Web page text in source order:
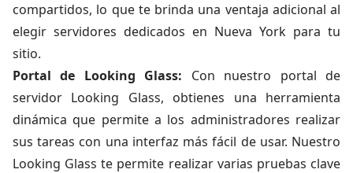
compartidos, lo que te brinda una ventaja adicional al
elegir servidores dedicados en Nueva York para tu
sitio.
Portal de Looking Glass: Con nuestro portal de
servidor Looking Glass, obtienes una herramienta
dinámica que permite a los administradores realizar
sus tareas con una interfaz más fácil de usar. Nuestro
Looking Glass te permite realizar varias pruebas clave